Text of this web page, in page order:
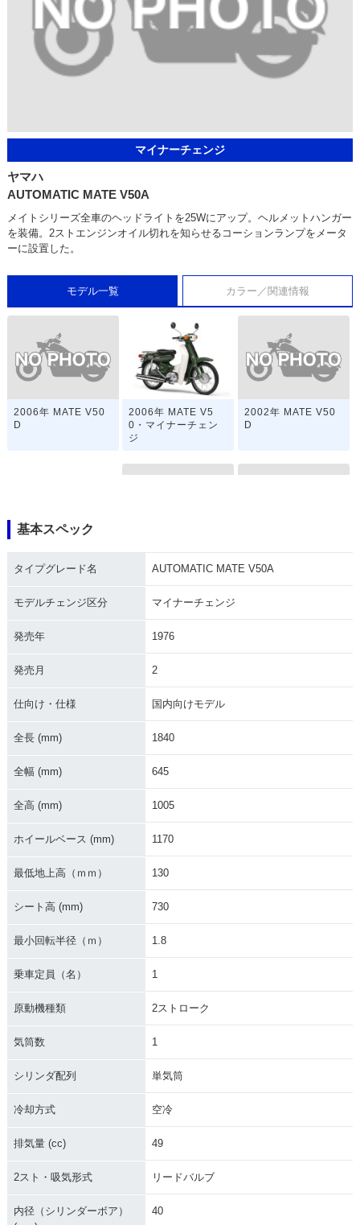
マイナーチェンジ
ヤマハ
AUTOMATIC MATE V50A
メイトシリーズ全車のヘッドライトを25Wにアップ。ヘルメットハンガー
を装備。2ストエンジンオイル切れを知らせるコーションランプをメータ
ーに設置した。
モデル一覧 カラー／関連情報
2006年 MATE V50
D
2006年 MATE V5
0・マイナーチェン
ジ
2002年 MATE V50
D
0・マイナーチェン
1996年 MATE V50
1996年 MATE V50
1994年 MATE V50
1993年 MATE V50
1992年 MATE V50S
1992年 MATE V50
1990年 MATE V50B 1990年 MATE V50
基本スペック
タイプグレード名 AUTOMATIC MATE V50A
モデルチェンジ区分 マイナーチェンジ
発売年 1976
発売月 2
仕向け・仕様 国内向けモデル
全長 (mm) 1840
全幅 (mm) 645
全高 (mm) 1005
ホイールベース (mm) 1170
最低地上高（ｍｍ） 130
シート高 (mm) 730
最小回転半径（ｍ） 1.8
乗車定員（名） 1
原動機種類 2ストローク
気筒数 1
シリンダ配列 単気筒
冷却方式 空冷
排気量 (cc) 49
2スト・吸気形式 リードバルブ
内径（シリンダーボア）
40